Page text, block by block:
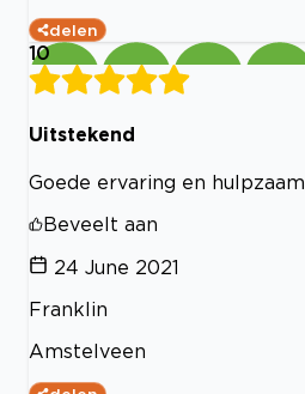
delen
10
Uitstekend
Goede ervaring en hulpzaam
Beveelt aan
24 June 2021
Franklin
Amstelveen